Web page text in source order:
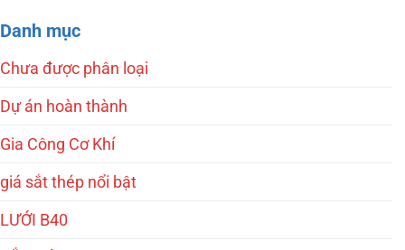
Danh mục
Chưa được phân loại
Dự án hoàn thành
Gia Công Cơ Khí
giá sắt thép nổi bật
LƯỚI B40